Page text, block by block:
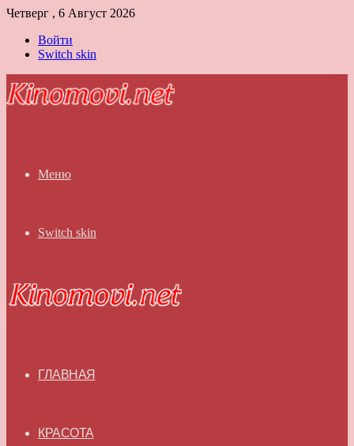
Четверг , 6 Август 2026
Войти
Switch skin
Меню
Switch skin
ГЛАВНАЯ
КРАСОТА